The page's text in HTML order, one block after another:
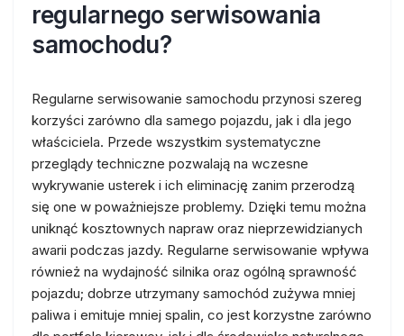
regularnego serwisowania
samochodu?
Regularne serwisowanie samochodu przynosi szereg
korzyści zarówno dla samego pojazdu, jak i dla jego
właściciela. Przede wszystkim systematyczne
przeglądy techniczne pozwalają na wczesne
wykrywanie usterek i ich eliminację zanim przerodzą
się one w poważniejsze problemy. Dzięki temu można
uniknąć kosztownych napraw oraz nieprzewidzianych
awarii podczas jazdy. Regularne serwisowanie wpływa
również na wydajność silnika oraz ogólną sprawność
pojazdu; dobrze utrzymany samochód zużywa mniej
paliwa i emituje mniej spalin, co jest korzystne zarówno